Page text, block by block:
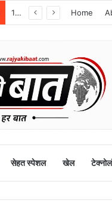
10 अगस्त तक उत्तराखंड में भारी बारिश का अलर्ट, रुद्रप्रयाग में स्कूल बंद Home
सेहत स्पेशल खेल